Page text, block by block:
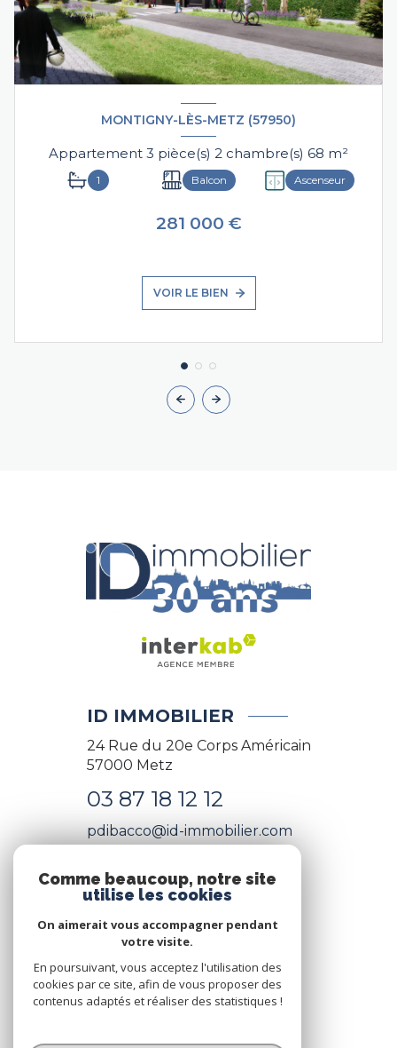
MONTIGNY-LÈS-METZ (57950)
Appartement 3 pièce(s) 2 chambre(s) 68 m²
1 Balcon Ascenseur
281 000 €
VOIR LE BIEN
ID IMMOBILIER
24 Rue du 20e Corps Américain
57000 Metz
03 87 18 12 12
pdibacco@id-immobilier.com
NOS RÉSEAUX
Nous suivre
Comme beaucoup, notre site
utilise les cookies
On aimerait vous accompagner pendant
votre visite.
En poursuivant, vous acceptez l'utilisation des
cookies par ce site, afin de vous proposer des
contenus adaptés et réaliser des statistiques !